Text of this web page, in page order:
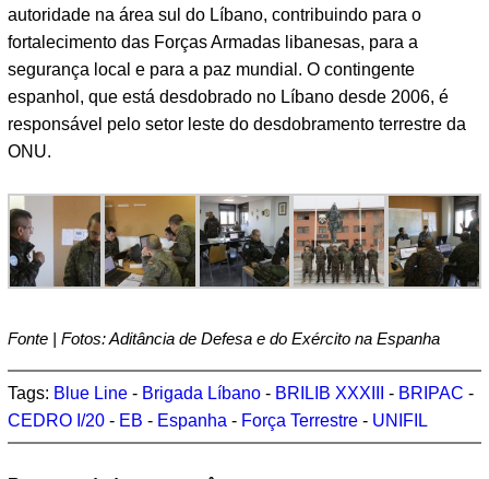
autoridade na área sul do Líbano, contribuindo para o
fortalecimento das Forças Armadas libanesas, para a
segurança local e para a paz mundial. O contingente
espanhol, que está desdobrado no Líbano desde 2006, é
responsável pelo setor leste do desdobramento terrestre da
ONU.
Fonte | Fotos: Aditância de Defesa e do Exército na Espanha
Tags: Blue Line - Brigada Líbano - BRILIB XXXIII - BRIPAC -
CEDRO I/20 - EB - Espanha - Força Terrestre - UNIFIL